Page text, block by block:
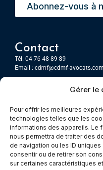
Gérer le
Pour offrir les meilleures
technologies telles que les
informations des appareils. Le
nous permettra de traiter des
de navigation ou les ID
consentir ou de retirer son
sur certaines caractéristiques
Abonnez-vous à
Contact
Tél. 04 76 48 89 89
Email : cdmf@cdmf-avocats.com
7 Place Firmin Gautier
CS 80476
38016 GRENOBLE, Cedex 1
Chambery
Immeuble le Paris